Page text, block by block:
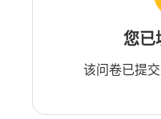
您已
该问卷已提